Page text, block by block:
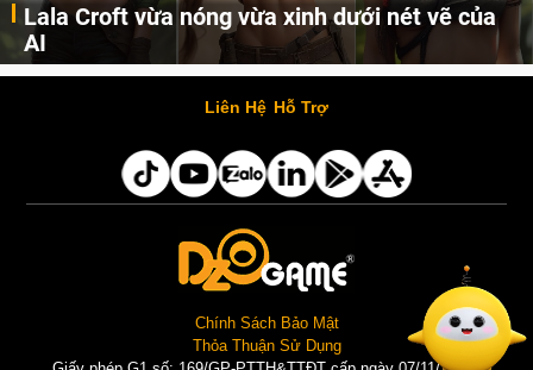
Lala Croft vừa nóng vừa xinh dưới nét vẽ của
AI
Cùng đến với những hình ảnh Lala Croft của Tomb Raider dưới nét vẽ của AI. Một cô nàng xinh đẹp, nóng bỏng nhưng cũng rắn rỏi và mạnh mẽ.
Liên Hệ Hỗ Trợ
Chính Sách Bảo Mật
Thỏa Thuận Sử Dụng